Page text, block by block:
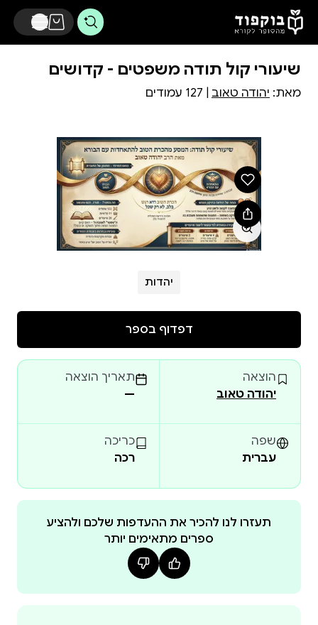
דלג לתוכן הראשי
שיעורי קול תודה משפטים - קדושים
מאת: יהודה טאוב
יהדות
דפדוף בספר
הוצאה
יהודה טאוב
תאריך הוצאה
—
שפה
עברית
כריכה
רכה
תעזרו לנו להכיר את ההעדפות שלכם ולהציע
ספרים מתאימים יותר